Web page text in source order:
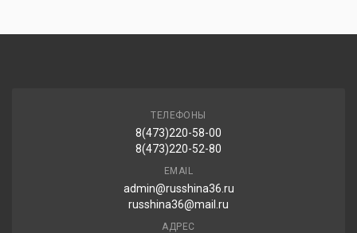
ТЕЛЕФОНЫ
8(473)220-58-00
8(473)220-52-80
EMAIL
admin@russhina36.ru
russhina36@mail.ru
АДРЕС